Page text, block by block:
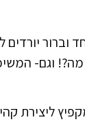
יורדים
וגם-
ליצירת